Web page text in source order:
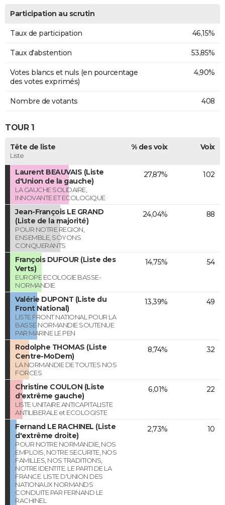
Participation au scrutin
Taux de participation 46,15%
Taux d'abstention 53,85%
Votes blancs et nuls (en pourcentage
des votes exprimés)
4,90%
Nombre de votants 408
TOUR 1
Tête de liste
Liste
% des voix Voix
Laurent BEAUVAIS (Liste
d'Union de la gauche)
LA GAUCHE SOLIDAIRE,
INNOVANTE ET ECOLOGIQUE
27,87% 102
Jean-François LE GRAND
(Liste de la majorité)
POUR NOTRE REGION,
ENSEMBLE, SOYONS
CONQUERANTS
24,04% 88
François DUFOUR (Liste des
Verts)
EUROPE ECOLOGIE BASSE-
NORMANDIE
14,75% 54
Valérie DUPONT (Liste du
Front National)
LISTE FRONT NATIONAL POUR LA
BASSE NORMANDIE SOUTENUE
PAR MARINE LE PEN
13,39% 49
Rodolphe THOMAS (Liste
Centre-MoDem)
LA NORMANDIE DE TOUTES NOS
FORCES
8,74% 32
Christine COULON (Liste
d'extrême gauche)
LISTE UNITAIRE ANTICAPITALISTE
ANTILIBERALE et ECOLOGISTE
6,01% 22
Fernand LE RACHINEL (Liste
d'extrême droite)
POUR NOTRE NORMANDIE, NOS
EMPLOIS, NOTRE SECURITE, NOS
FAMILLES, NOS TRADITIONS,
NOTRE IDENTITE. LE PARTI DE LA
FRANCE. LISTE D'UNION DES
NATIONAUX NORMANDS
CONDUITE PAR FERNAND LE
RACHINEL
2,73% 10